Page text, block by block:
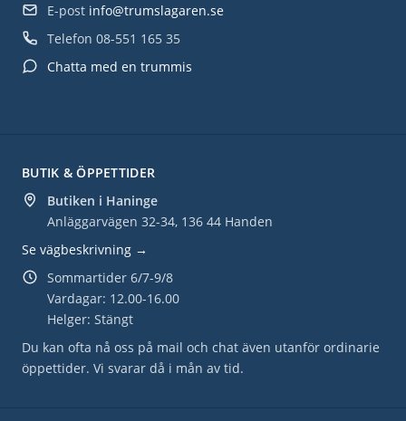
BUTIK & ÖPPETTIDER
Butiken i Haninge
Anläggarvägen 32-34, 136 44 Handen
Se vägbeskrivning →
Sommartider 6/7-9/8
Vardagar: 12.00-16.00
Helger: Stängt
Du kan ofta nå oss på mail och chat även utanför ordinarie
öppettider. Vi svarar då i mån av tid.
E-post info@trumslagaren.se
Telefon 08-551 165 35
Chatta med en trummis